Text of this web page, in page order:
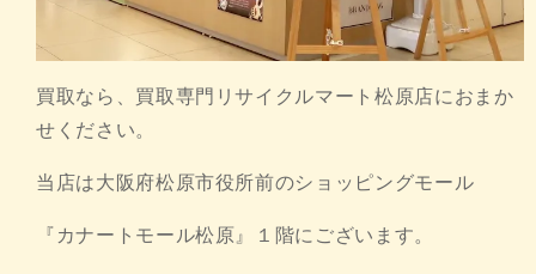
買取なら、買取専門リサイクルマート松原店におまか
せください。
当店は大阪府松原市役所前のショッピングモール
『カナートモール松原』１階にございます。